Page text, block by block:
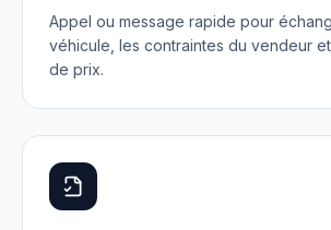
Appel ou message rapide pour
véhicule, les contraintes du vendeur
de prix.